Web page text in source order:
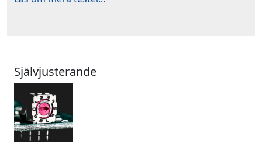
Självjusterande